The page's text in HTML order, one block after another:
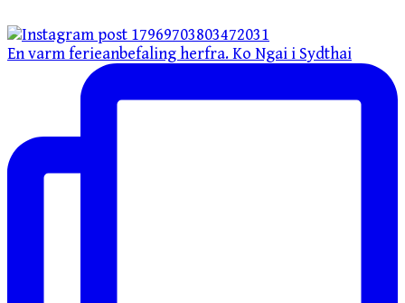
En varm ferieanbefaling herfra. Ko Ngai i Sydthai